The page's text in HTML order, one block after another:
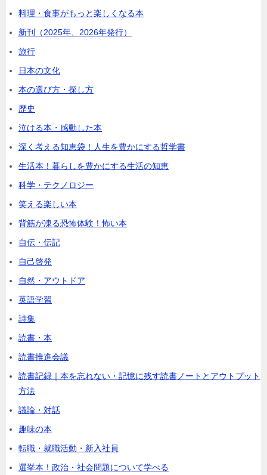
料理・食事がもっと楽しくなる本
新刊（2025年、2026年発行）
旅行
日本の文化
本の選び方・探し方
歴史
泣ける本・感動した本
深く考える知恵袋！人生を豊かにする哲学書
生活本！暮らしを豊かにする生活の知恵
科学・テクノロジー
笑える楽しい本
背筋が凍る恐怖体験！怖い本
自伝・伝記
自己啓発
自然・アウトドア
英語学習
詩集
読書・本
読書推進会議
読書記録｜本を忘れない・記憶に残す読書ノートとアウトプット
方法
議論・対話
趣味の本
転職・就職活動・新入社員
選挙本！政治・社会問題について学べる